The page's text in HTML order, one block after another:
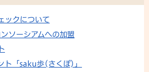
ックについて
ソーシアムへの加盟
ト「saku歩(さくぽ)」